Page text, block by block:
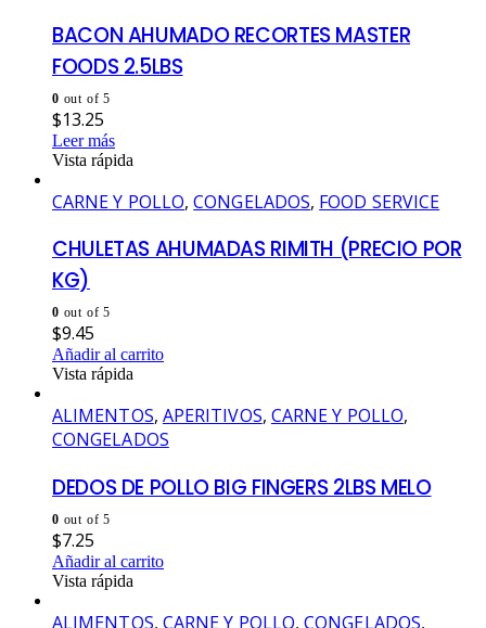
BACON AHUMADO RECORTES MASTER
FOODS 2.5LBS
0 out of 5
$13.25
Leer más
Vista rápida
CARNE Y POLLO,CONGELADOS, FOOD SERVICE
CHULETAS AHUMADAS RIMITH (PRECIO POR
KG)
0 out of 5
$9.45
Añadir al carrito
Vista rápida
ALIMENTOS, APERITIVOS, CARNE Y POLLO,
CONGELADOS
DEDOS DE POLLO BIG FINGERS 2LBS MELO
0 out of 5
$7.25
Añadir al carrito
Vista rápida
ALIMENTOS, CARNE Y POLLO,CONGELADOS,